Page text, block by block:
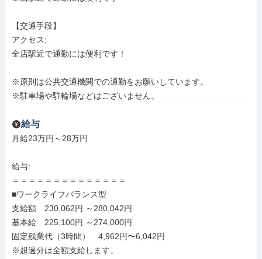
【交通手段】
アクセス:
全店駅近で通勤には便利です！
※原則は公共交通機関での通勤をお願いしています。
※駐車場や駐輪場などはございません。
給与
月給23万円～28万円
給与:
＝＝＝＝＝＝＝＝＝＝＝＝＝＝
■ワークライフバランス型
支給額　230,062円 ～280,042円
基本給　225,100円 ～274,000円
固定残業代（3時間）　4,962円〜6,042円
※超過分は全額支給します。